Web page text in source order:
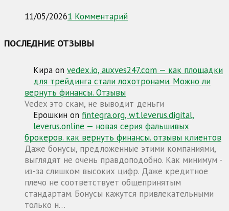
11/05/20261 Комментарий
ПОСЛЕДНИЕ ОТЗЫВЫ
Кира on vedex.io, auxves247.com — как площадки
для трейдинга стали лохотронами. Можно ли
вернуть финансы. Отзывы
Vedex это скам, не выводит деньги
Ерошкин on fintegra.org, wt.leverus.digital,
leverus.online — новая серия фальшивых
брокеров. как вернуть финансы. отзывы клиентов
Даже бонусы, предложенные этими компаниями,
выглядят не очень правдоподобно. Как минимум -
из-за слишком высоких цифр. Даже кредитное
плечо не соответствует общепринятым
стандартам. Бонусы кажутся привлекательными
только н…